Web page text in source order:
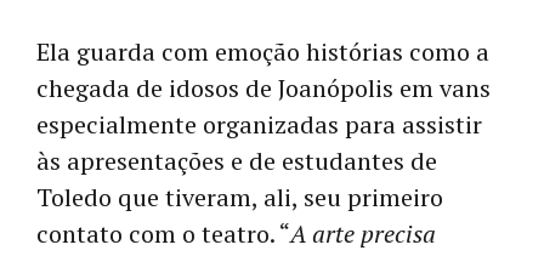
Ela guarda com emoção histórias como a
chegada de idosos de Joanópolis em vans
especialmente organizadas para assistir
às apresentações e de estudantes de
Toledo que tiveram, ali, seu primeiro
contato com o teatro. “A arte precisa